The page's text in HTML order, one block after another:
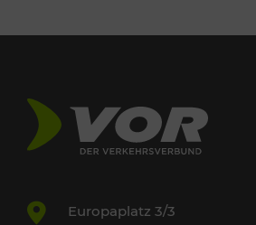
Europaplatz 3/3